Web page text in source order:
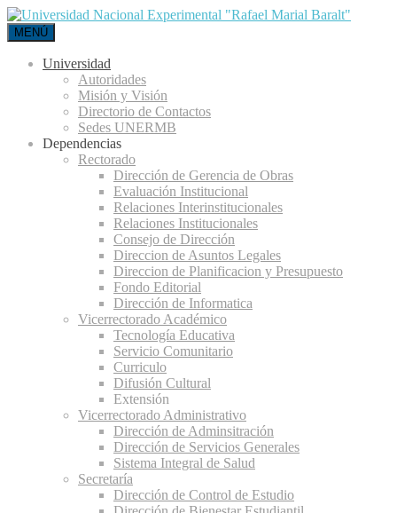
MENÚ
Universidad
Autoridades
Misión y Visión
Directorio de Contactos
Sedes UNERMB
Dependencias
Rectorado
Dirección de Gerencia de Obras
Evaluación Institucional
Relaciones Interinstitucionales
Relaciones Institucionales
Consejo de Dirección
Direccion de Asuntos Legales
Direccion de Planificacion y Presupuesto
Fondo Editorial
Dirección de Informatica
Vicerrectorado Académico
Tecnología Educativa
Servicio Comunitario
Curriculo
Difusión Cultural
Extensión
Vicerrectorado Administrativo
Dirección de Adminsitración
Dirección de Servicios Generales
Sistema Integral de Salud
Secretaría
Dirección de Control de Estudio